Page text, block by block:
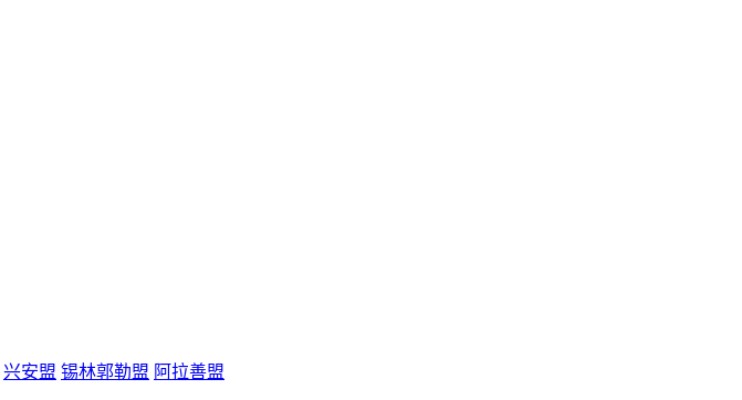
兴安盟 锡林郭勒盟 阿拉善盟